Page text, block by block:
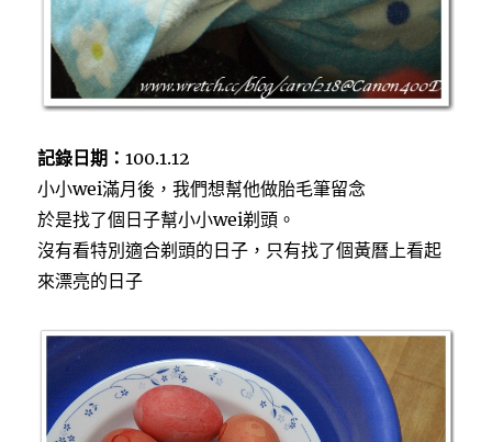
記錄日期：100.1.12
小小wei滿月後，我們想幫他做胎毛筆留念
於是找了個日子幫小小wei剃頭。
沒有看特別適合剃頭的日子，只有找了個黃曆上看起
來漂亮的日子